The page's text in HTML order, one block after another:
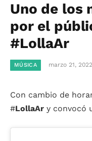
Uno de los
por el
#LollaAr
MÚSICA marzo 21, 2022
Con cambio de
#LollaAr y convocó